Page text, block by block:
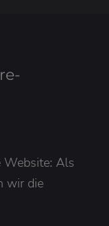
Website: Als
wir die